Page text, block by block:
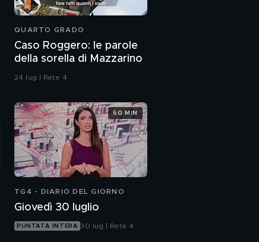
Gianluigi Paragone per
Zona Bianca
QUARTO GRADO
Caso Roggero: le parole
della sorella di Mazzarino
24 lug | Rete 4
TG4 - DIARIO DEL GIORNO
Giovedì 30 luglio
PUNTATA INTERA 30 lug | Rete 4
50 MIN